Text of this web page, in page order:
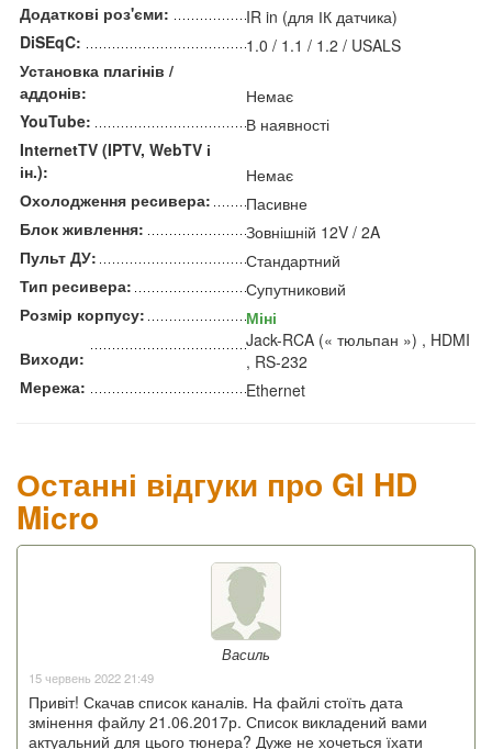
Додаткові роз'єми:
IR in (для ІК датчика)
DiSEqC:
1.0 / 1.1 / 1.2 / USALS
Установка плагінів /
аддонів:
Немає
YouTube:
В наявності
InternetTV (IPTV, WebTV і
ін.):
Немає
Охолодження ресивера:
Пасивне
Блок живлення:
Зовнішній 12V / 2A
Пульт ДУ:
Стандартний
Тип ресивера:
Супутниковий
Розмір корпусу:
Міні
Виходи:
Jack-RCA (« тюльпан ») , HDMI
, RS-232
Мережа:
Ethernet
Останні відгуки про GI HD
Micro
Василь
15 червень 2022 21:49
Привіт! Скачав список каналів. На файлі стоїть дата
змінення файлу 21.06.2017р. Список викладений вами
актуальний для цього тюнера? Дуже не хочеться їхати